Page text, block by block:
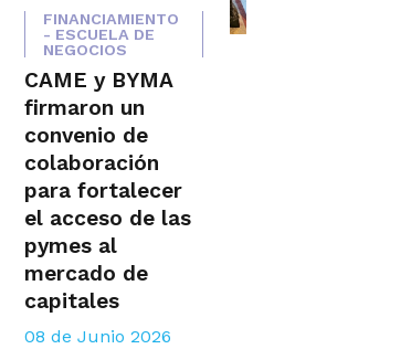
FINANCIAMIENTO
- ESCUELA DE
NEGOCIOS
CAME y BYMA
firmaron un
convenio de
colaboración
para fortalecer
el acceso de las
pymes al
mercado de
capitales
08 de Junio 2026